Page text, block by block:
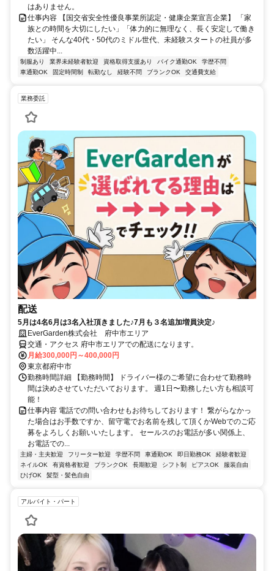
はありません。
仕事内容 【国交省安全性優良事業所認定・健康企業宣言企業】 「家
族との時間を大切にしたい」「体力的に無理なく、長く安定して働き
たい」 そんな40代・50代のミドル世代、未経験スタートの社員が多
数活躍中...
制服あり 業界未経験者歓迎 資格取得支援あり バイク通勤OK
学歴不問
車通勤OK
固定時間制 転勤なし 経験不問 ブランクOK 交通費支給
業務委託
配送
5月は4名6月は3名入社頂きました♪7月も３名追加増員決定♪
EverGarden株式会社 府中市エリア
交通・アクセス 府中市エリアでの配送になります。
月給300,000円～400,000円
東京都府中市
勤務時間詳細 【勤務時間】 ドライバー様のご希望に合わせて勤務時
間は決めさせていただいております。 週1日〜勤務したい方も相談可
能！
仕事内容 電話での問い合わせもお待ちしております！ 繋がらなかっ
た場合はお手数ですか、留守電でお名前を残して頂くかWebでのご応
募をよろしくお願いいたします。 セールスのお電話が多い関係上、
お電話での...
主婦・主夫歓迎 フリーター歓迎 学歴不問 車通勤OK 即日勤務OK
経験者歓迎
ネイルOK
有資格者歓迎 ブランクOK 長期歓迎 シフト制 ピアスOK
服装自由
ひげOK
髪型・髪色自由
アルバイト・パート